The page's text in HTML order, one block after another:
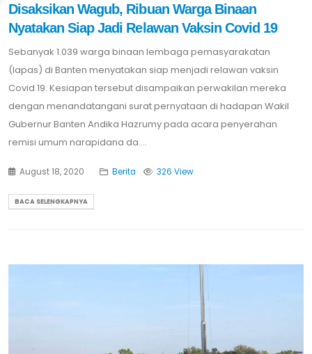
Disaksikan Wagub, Ribuan Warga Binaan
Nyatakan Siap Jadi Relawan Vaksin Covid 19
Sebanyak 1.039 warga binaan lembaga pemasyarakatan
(lapas) di Banten menyatakan siap menjadi relawan vaksin
Covid 19. Kesiapan tersebut disampaikan perwakilan mereka
dengan menandatangani surat pernyataan di hadapan Wakil
Gubernur Banten Andika Hazrumy pada acara penyerahan
remisi umum narapidana da....
August 18, 2020 Berita 326 View
BACA SELENGKAPNYA